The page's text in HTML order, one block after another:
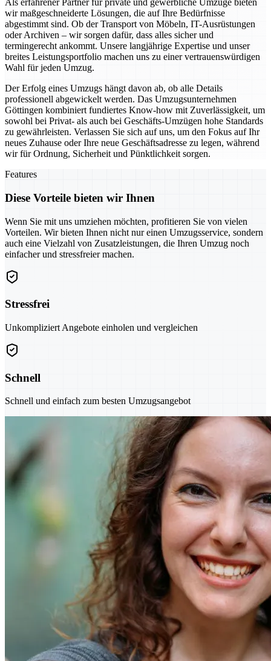
Als erfahrener Partner für private und gewerbliche Umzüge bieten
wir maßgeschneiderte Lösungen, die auf Ihre Bedürfnisse
abgestimmt sind. Ob der Transport von Möbeln, IT-Ausrüstungen
oder Archiven – wir sorgen dafür, dass alles sicher und
termingerecht ankommt. Unsere langjährige Expertise und unser
breites Leistungsportfolio machen uns zu einer vertrauenswürdigen
Wahl für jeden Umzug.
Der Erfolg eines Umzugs hängt davon ab, ob alle Details
professionell abgewickelt werden. Das Umzugsunternehmen
Göttingen kombiniert fundiertes Know-how mit Zuverlässigkeit, um
sowohl bei Privat- als auch bei Geschäfts-Umzügen hohe Standards
zu gewährleisten. Verlassen Sie sich auf uns, um den Fokus auf Ihr
neues Zuhause oder Ihre neue Geschäftsadresse zu legen, während
wir für Ordnung, Sicherheit und Pünktlichkeit sorgen.
Features
Diese Vorteile bieten wir Ihnen
Wenn Sie mit uns umziehen möchten, profitieren Sie von vielen
Vorteilen. Wir bieten Ihnen nicht nur einen Umzugsservice, sondern
auch eine Vielzahl von Zusatzleistungen, die Ihren Umzug noch
einfacher und stressfreier machen.
Stressfrei
Unkompliziert Angebote einholen und vergleichen
Schnell
Schnell und einfach zum besten Umzugsangebot